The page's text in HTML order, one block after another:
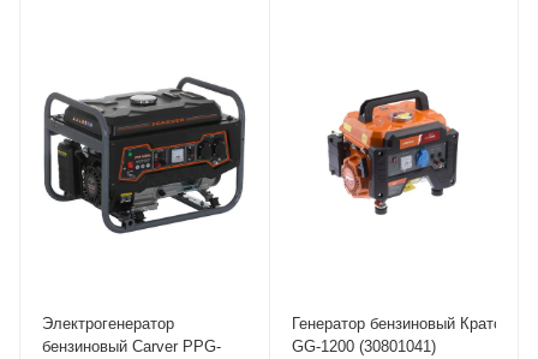
50 Гц
Электрогенератор
бензиновый Carver PPG-
Генератор бензиновый Кратон
GG-1200 (30801041)